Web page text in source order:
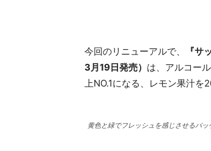
今回のリニューアルで、
『
3月19日発売） は、アルコー
上NO.1になる、レモン果汁
黄色と緑でフレッシュを感じさせるパッ